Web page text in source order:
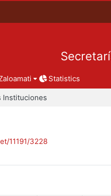
Statistics
Instituciones
11191/3228